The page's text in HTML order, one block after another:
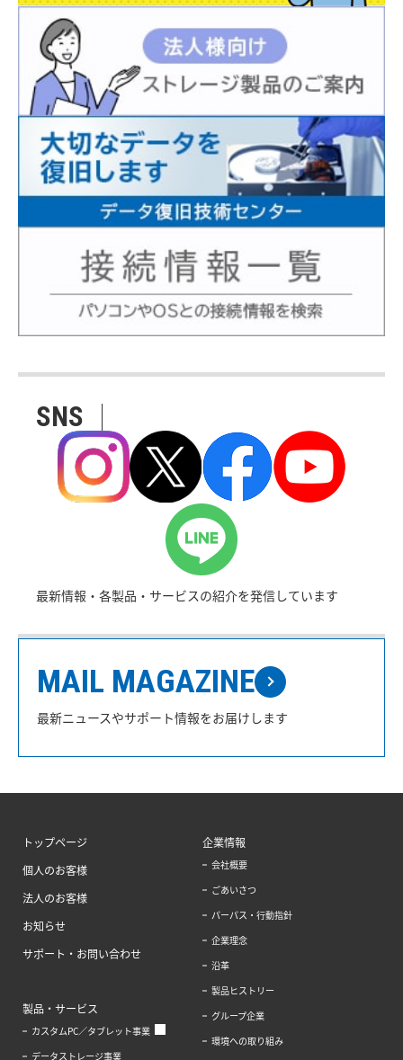
SNS
最新情報・各製品・サービスの紹介を発信しています
MAIL MAGAZINE
最新ニュースやサポート情報をお届けします
トップページ
個人のお客様
法人のお客様
お知らせ
サポート・お問い合わせ
製品・サービス
カスタムPC／タブレット事業
データストレージ事業
企業情報
会社概要
ごあいさつ
パーパス・行動指針
企業理念
沿革
製品ヒストリー
グループ企業
環境への取り組み